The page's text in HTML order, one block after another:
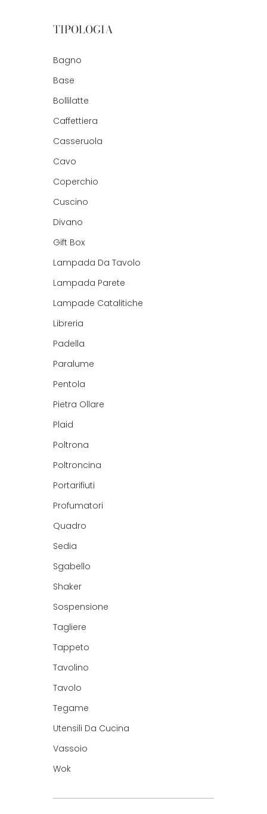
TIPOLOGIA
Bagno
Base
Bollilatte
Caffettiera
Casseruola
Cavo
Coperchio
Cuscino
Divano
Gift Box
Lampada Da Tavolo
Lampada Parete
Lampade Catalitiche
Libreria
Padella
Paralume
Pentola
Pietra Ollare
Plaid
Poltrona
Poltroncina
Portarifiuti
Profumatori
Quadro
Sedia
Sgabello
Shaker
Sospensione
Tagliere
Tappeto
Tavolino
Tavolo
Tegame
Utensili Da Cucina
Vassoio
Wok